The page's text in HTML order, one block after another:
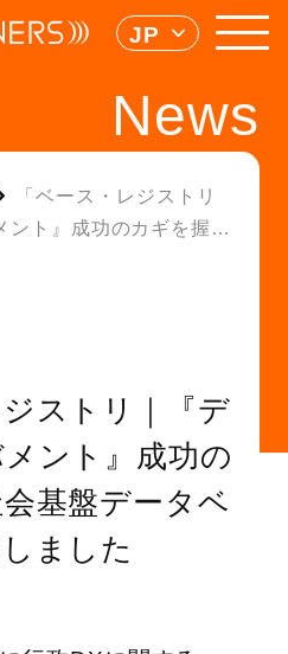
JP
News
「ベース・レジストリ
ント』成功のカギを握る
ジストリ｜『デ
ント』成功の
基盤データベ
ました